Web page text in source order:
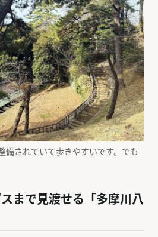
備されていて歩きやすいです。でも
まで見渡せる「多摩川八